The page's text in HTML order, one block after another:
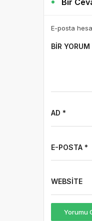
Bir
E-posta
BIR YORUM
AD *
E-POSTA *
WEBSITE
Yorumu